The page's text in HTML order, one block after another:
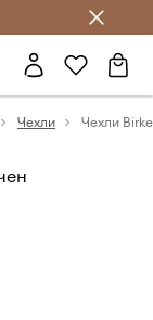
Чехли Чехли